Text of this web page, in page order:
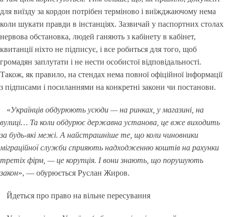
для виїзду за кордон потрібен терміново і виїжджаючому нема
коли шукати правди в інстанціях. Зазвичай у паспортних столах
нервова обстановка, людей ганяють з кабінету в кабінет,
квитанції ніхто не підписує, і все робиться для того, щоб
громадян заплутати і не нести особистої відповідальності.
Також, як правило, на стендах нема повної офіційної інформації
з підписами і посиланнями на конкретні закони чи постанови.
«Українців обдурюють усюди — на ринках, у магазині, на
вулиці… Та коли обдурює державна установа, це вже виходить
за будь-які межі. А найстрашніше те, що коли чиновники
міграційної служби сприяють надходженню коштів на рахунки
третіх фірм, — це корупція. І вони знають, що порушують
закон», — обурюється Руслан Жиров.
Йдеться про право на вільне пересування